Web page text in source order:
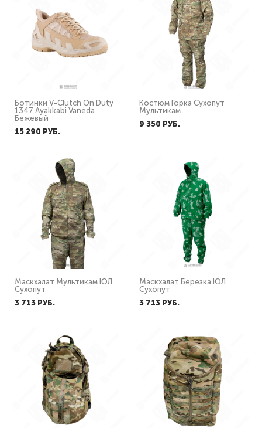
Ботинки V-Clutch On Duty
1347 Ayakkabi Vaneda
Бежевый
15 290 PУБ.
Костюм Горка Сухопут
Мультикам
9 350 PУБ.
Маскхалат Мультикам ЮЛ
Сухопут
3 713 PУБ.
Маскхалат Березка ЮЛ
Сухопут
3 713 PУБ.